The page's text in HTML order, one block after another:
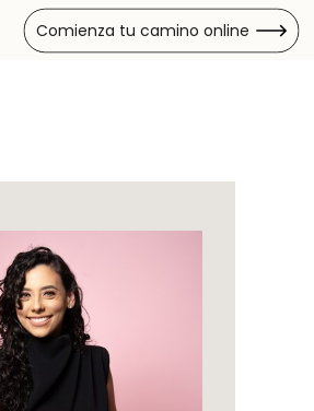
Comienza tu camino online